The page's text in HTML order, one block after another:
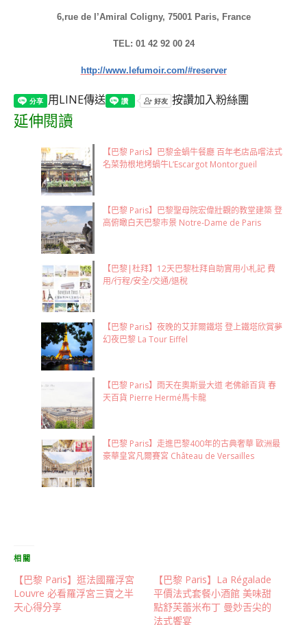
6,rue de l’Amiral Coligny, 75001 Paris, France
TEL: 01 42 92 00 24
http://www.lefumoir.com/#reserver
用LINE傳送 按讚加入粉絲團
延伸閱讀
【巴黎 Paris】巴黎金蝸牛餐廳 百年老店品嚐法式
名菜勃根地烤蝸牛L’Escargot Montorgueil
【巴黎 Paris】巴黎聖母院宏偉壯觀的教堂建築 登
高俯瞰白天巴黎市景 Notre-Dame de Paris
【巴黎|杜拜】12天巴黎杜拜自助實用小札記 費
用/行程/安全/交通/退稅
【巴黎 Paris】夜晚的艾菲爾鐵塔 登上鐵塔欣賞夢
幻夜巴黎 La Tour Eiffel
【巴黎 Paris】雨天在奧斯曼大道 老佛爺百貨 春
天百貨 Pierre Hermé馬卡龍
【巴黎 Paris】走進巴黎400年的古典奢華 歐洲最
豪華皇宮凡爾賽宮 Château de Versailles
相關
【巴黎 Paris】逛法國羅浮宮
Louvre 必看羅浮宮三寶之半
天心得分享
【巴黎 Paris】La Régalade
平價法式套餐小酒館 美味甜
點舒芙蕾米布丁 曼妙舌尖的
法式饗宴